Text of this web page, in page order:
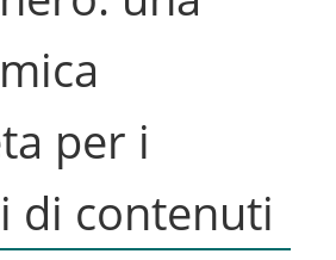
per i
di contenuti